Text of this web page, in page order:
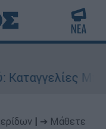
➔ Μάθετε